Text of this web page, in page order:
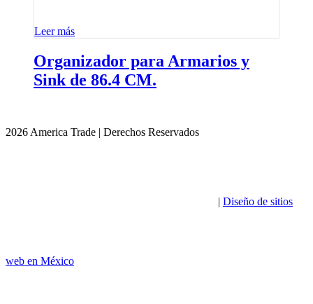
Leer más
Organizador para Armarios y
Sink de 86.4 CM.
2026 America Trade | Derechos Reservados
| Diseño de sitios
web en México